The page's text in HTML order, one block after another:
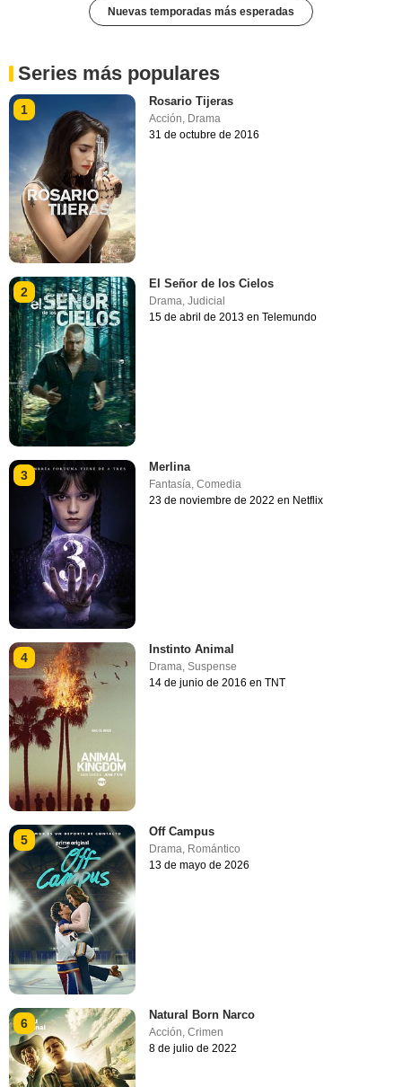
Nuevas temporadas más esperadas
Series más populares
1
Rosario Tijeras
Acción, Drama
31 de octubre de 2016
2
El Señor de los Cielos
Drama,Judicial
15 de abril de 2013 en Telemundo
3
Merlina
Fantasía ,Comedia
23 de noviembre de 2022 en Netflix
4
Instinto Animal
Drama,Suspense
14 de junio de 2016 en TNT
5
Off Campus
Drama, Romántico
13 de mayo de 2026
6
Natural Born Narco
Acción ,Crimen
8 de julio de 2022